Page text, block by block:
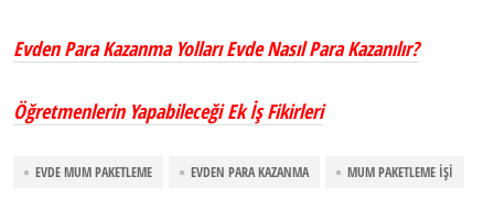
Evden Para Kazanma Yolları Evde Nasıl Para Kazanılır?
Öğretmenlerin Yapabileceği Ek İş Fikirleri
EVDE MUM PAKETLEME EVDEN PARA KAZANMA MUM PAKETLEME İŞI